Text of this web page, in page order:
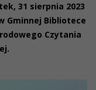
31 sierpnia 2023
Gminnej Bibliotece
Czytania